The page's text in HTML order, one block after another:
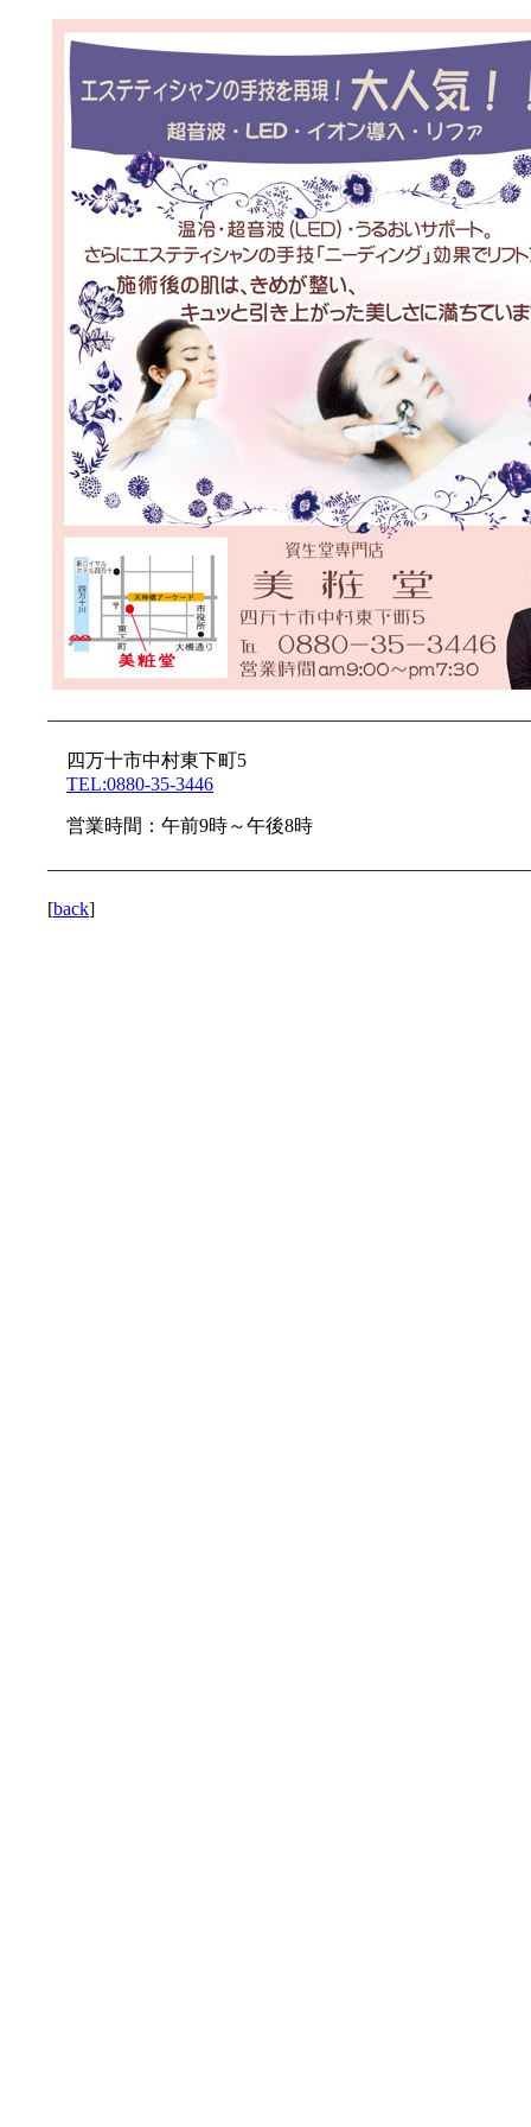
四万十市中村東下町5
TEL:0880-35-3446
営業時間：午前9時～午後8時
[back]